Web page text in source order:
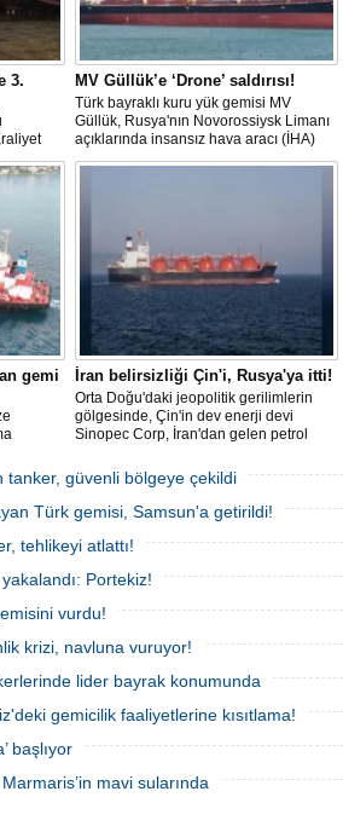
3.
MV Güllük’e ‘Drone’ saldırısı!
Türk bayraklı kuru yük gemisi MV
Güllük, Rusya'nın Novorossiysk Limanı
açıklarında insansız hava aracı (İHA)
saldırısına uğradı.
gemi
İran belirsizliği Çin'i, Rusya'ya itti!
Orta Doğu'daki jeopolitik gerilimlerin
gölgesinde, Çin'in dev enerji devi
Sinopec Corp, İran'dan gelen petrol
rotasını Rusya'ya çevirdi. Dünyanın en
büyük rafine şirketlerinden biri olan
Sinopec, İran'la yaşanan 'savaş'
bahanesiyle daralan arzı telafi etmek
için Uzak Doğu Rus petrolüne
tanker, güvenli bölgeye çekildi
Türk gemisi, Samsun'a getirildi!
tehlikeyi atlattı!
Portekiz!
vurdu!
krizi, navluna vuruyor!
lider bayrak konumunda
gemicilik faaliyetlerine kısıtlama!
başlıyor
mavi sularında